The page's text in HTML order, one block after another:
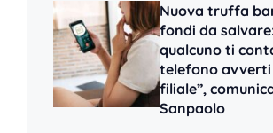
Nuova truffa
fondi da
qualcuno ti
telefono avverti
filiale”,
Sanpaolo